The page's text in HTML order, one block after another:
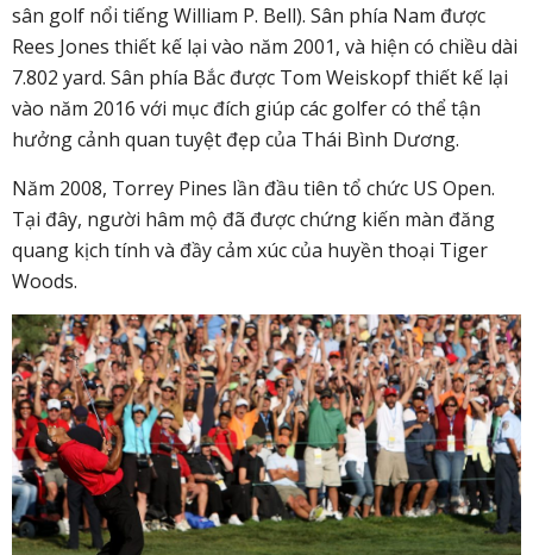
sân golf nổi tiếng William P. Bell). Sân phía Nam được
Rees Jones thiết kế lại vào năm 2001, và hiện có chiều dài
7.802 yard. Sân phía Bắc được Tom Weiskopf thiết kế lại
vào năm 2016 với mục đích giúp các golfer có thể tận
hưởng cảnh quan tuyệt đẹp của Thái Bình Dương.
Năm 2008, Torrey Pines lần đầu tiên tổ chức US Open.
Tại đây, người hâm mộ đã được chứng kiến màn đăng
quang kịch tính và đầy cảm xúc của huyền thoại Tiger
Woods.